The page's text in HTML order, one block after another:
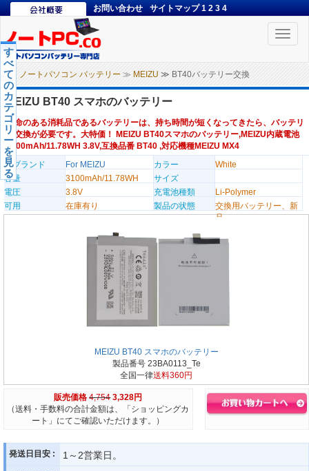
お問い合わせ サイトマップ 1 2 3 4
Toggle
ノートパソコン バッテリー ≫ MEIZU ≫ BT40バッテリー交換
す
べ
て
の
カ
テ
ゴ
リ
ー
を
見
る
MEIZU BT40 スマホのバッテリー
寿命のある消耗品であるバッテリーは、持ち時間が短くなってきたら、バッテリ
ー交換が必要です。大特価！ MEIZU BT40スマホのバッテリー,MEIZU内蔵電池
3100mAh/11.78WH 3.8V,互換品番 BT40 ,対応機種MEIZU MX4
のブランド
For MEIZU カラー
White
容量
3100mAh/11.78WH
サイズ
電圧
3.8V 充電池種類
Li-Polymer
可用
在庫有り 製品の状態
交換用バッテリー、新
品
MEIZU BT40 スマホのバッテリー
製品番号 23BA0113_Te
全国一律送料360円
販売価格 4,754 3,328円
（送料・手数料の合計金額は、「ショッピングカ
ート」にてご確認いただけます。）
発送日目安 : 1～2営業日。